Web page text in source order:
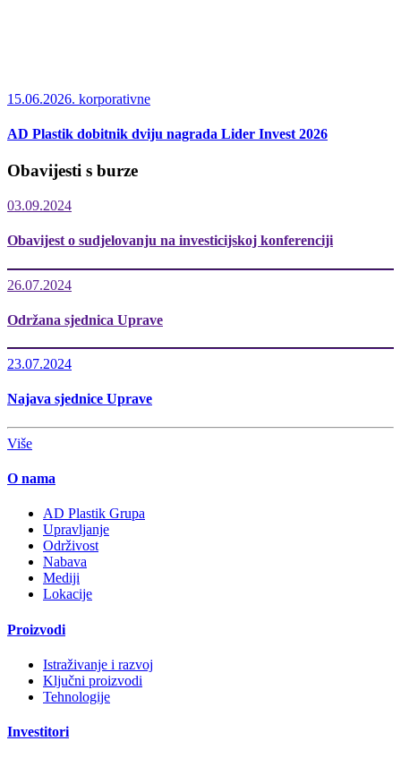
15.06.2026. korporativne
AD Plastik dobitnik dviju nagrada Lider Invest 2026
Obavijesti s burze
03.09.2024
Obavijest o sudjelovanju na investicijskoj konferenciji
26.07.2024
Održana sjednica Uprave
23.07.2024
Najava sjednice Uprave
Više
O nama
AD Plastik Grupa
Upravljanje
Održivost
Nabava
Mediji
Lokacije
Proizvodi
Istraživanje i razvoj
Ključni proizvodi
Tehnologije
Investitori